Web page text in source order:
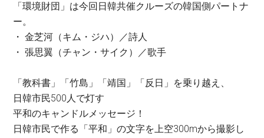
「環境財団」は今回日韓共催クルーズの韓国側パートナ
ー。
・ 金芝河（キム・ジハ）／詩人
・ 張思翼（チャン・サイク）／歌手
「教科書」「竹島」「靖国」「反日」を乗り越え、
日韓市民500人で灯す
平和のキャンドルメッセージ！
日韓市民で作る「平和」の文字を上空300mから撮影し